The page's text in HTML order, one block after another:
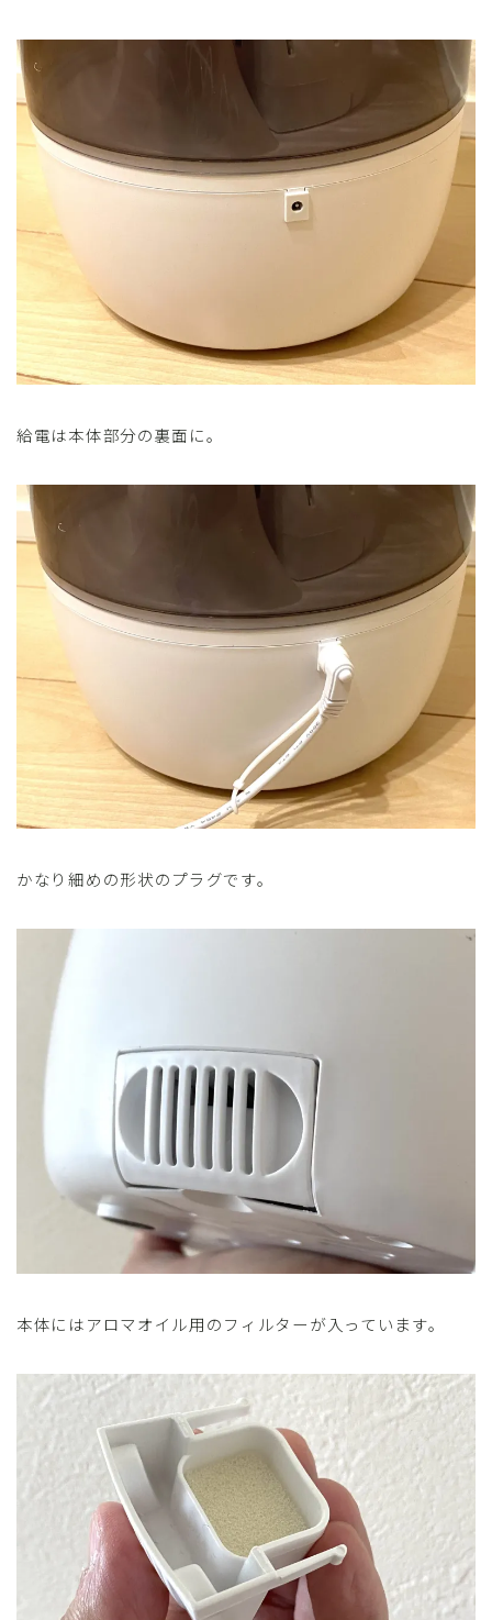
給電は本体部分の裏面に。
かなり細めの形状のプラグです。
本体にはアロマオイル用のフィルターが入っています。